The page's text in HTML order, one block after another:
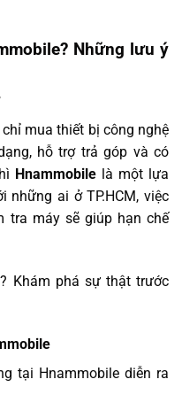
Những lưu ý
mua thiết bị công nghệ
hỗ trợ trả góp và có
Hnammobile là một lựa
những ai ở TP.HCM, việc
tra máy sẽ giúp hạn chế
tại Hnammobile diễn ra